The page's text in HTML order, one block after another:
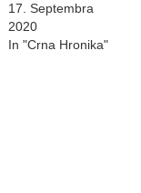
17. Septembra
2020
In "Crna Hronika"